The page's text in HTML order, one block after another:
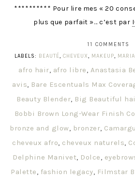
********** Pour lire mes « 20
plus que parfait »… c’est par
11 COMMENTS
LABELS: BEAUTÉ,CHEVEUX, MAKEUP,
afro hair, afro libre, Anastasia
avis, Bare Escentuals Max
Beauty Blender, Big Beautiful
Bobbi Brown Long-Wear Finish
bronze and glow, bronzer,
cheveux afro, cheveux naturels,
Delphine Manivet, Dolce,
Palette, fashion legacy, Filmstar